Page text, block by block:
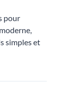
pour
simples et